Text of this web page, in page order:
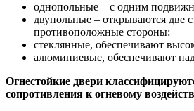
однопольные – с одним
двупольные – открываются две
противоположные стороны;
стеклянные, обеспечивают
алюминиевые, обеспечивают
Огнестойкие двери
сопротивления к огневому